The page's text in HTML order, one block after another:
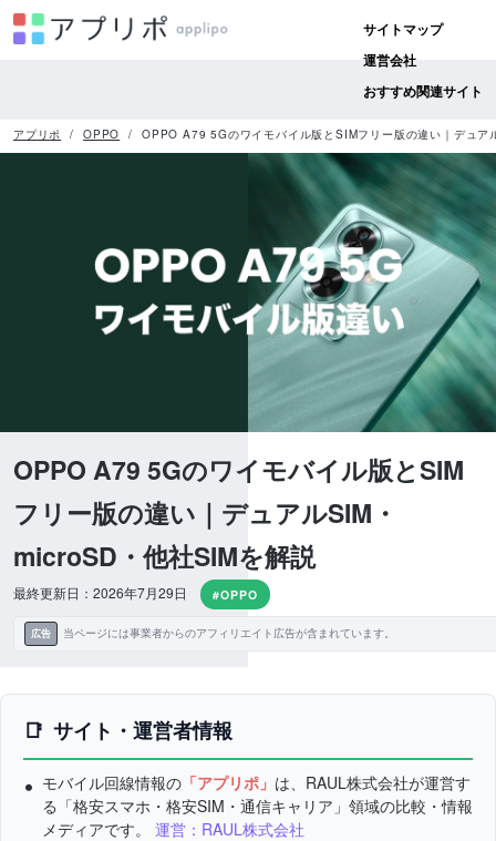
サイトマップ
運営会社
おすすめ関連サイト
アプリポ OPPO OPPO A79 5Gのワイモバイル版とSIMフリー版の違い｜デュ
OPPO A79 5Gのワイモバイル版とSIM
フリー版の違い｜デュアルSIM・
microSD・他社SIMを解説
最終更新日：2026年7月29日 #OPPO
広告 当ページには事業者からのアフィリエイト広告が含まれています。
サイト・運営者情報
モバイル回線情報の 「アプリポ」 は、RAUL株式会社が運営す
る「格安スマホ・格安SIM・通信キャリア」領域の比較・情報
メディアです。 運営：RAUL株式会社